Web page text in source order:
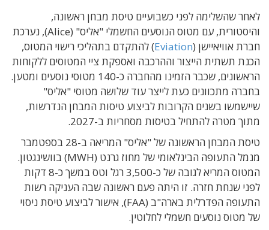
לאחר שהשלימה לפני כשבועיים טיסת מבחן ראשונה,
והיסטורית, עם מטוס הנוסעים החשמלי "אליס" (Alice), נערכת
חברת אוויאיישן (Eviation) להתקדם בתהליכי רישוי המטוס,
הכנת תשתית הייצור וההרכבה ואספקת ציי המטוסים ללקוחות
הראשונים, שכבר הזמינו מהחברה כ-140 מטוסי נוסעים ומטען.
בחברה מתכוונים כעת לייצר עוד שלושה מטוסי "אליס"
שיישמשו בשנים הקרובות לביצוע טיסות המבחן הנדרשות,
מתוך מטרה להתחיל בטיסות מסחריות ב-2027.
טיסת המבחן הראשונה של "אליס" המריאה ב-28 בספטמבר
מנמל התעופה הבינלאומי של מחוז גרנט (MWH) בוושינגטון.
המטוס המריא לגובה של כ-3,500 רגל וטס במשך כ-8 דקות
לפני שנחת חזרה. זו היתה פעם ראשונה שבה העניקה רשות
התעופה הפדרלית בארה"ב (FAA), אישור לביצוע טיסת ניסוי
של מטוס נוסעים חשמלי לחלוטין.